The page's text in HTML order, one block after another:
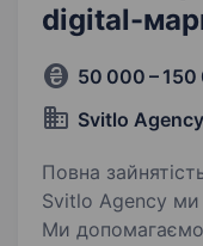
digital-
50 000 – 150
Svitlo Agency
Повна
Svitlo Agency ми
Ми